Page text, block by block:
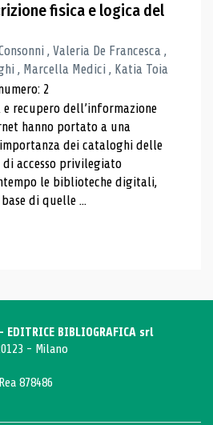
fisica e logica del
, Valeria De Francesca ,
, Marcella Medici , Katia Toia
2
recupero dell’informazione
hanno portato a una
dei cataloghi delle
accesso privilegiato
le biblioteche digitali,
di quelle ...
BIBLIOGRAFICA srl
- Milano
878486